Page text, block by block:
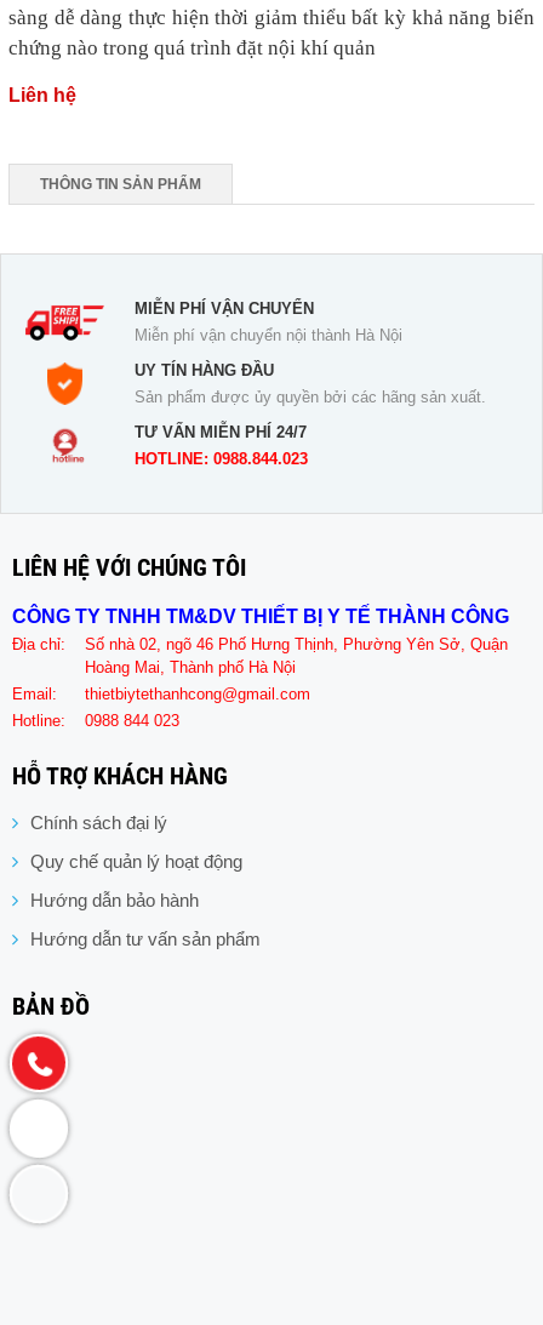
sàng dễ dàng thực hiện thời giảm thiểu bất kỳ khả năng biến
chứng nào trong quá trình đặt nội khí quản
Liên hệ
THÔNG TIN SẢN PHẨM
MIỄN PHÍ VẬN CHUYỂN
Miễn phí vận chuyển nội thành Hà Nội
UY TÍN HÀNG ĐẦU
Sản phẩm được ủy quyền bởi các hãng sản xuất.
TƯ VẤN MIỄN PHÍ 24/7
HOTLINE: 0988.844.023
LIÊN HỆ VỚI CHÚNG TÔI
CÔNG TY TNHH TM&DV THIẾT BỊ Y TẾ THÀNH CÔNG
Địa chỉ:
Số nhà 02, ngõ 46 Phố Hưng Thịnh, Phường Yên Sở, Quận
Hoàng Mai, Thành phố Hà Nội
Email:
thietbiytethanhcong@gmail.com
Hotline:
0988 844 023
HỖ TRỢ KHÁCH HÀNG
Chính sách đại lý
Quy chế quản lý hoạt động
Hướng dẫn bảo hành
Hướng dẫn tư vấn sản phẩm
BẢN ĐỒ